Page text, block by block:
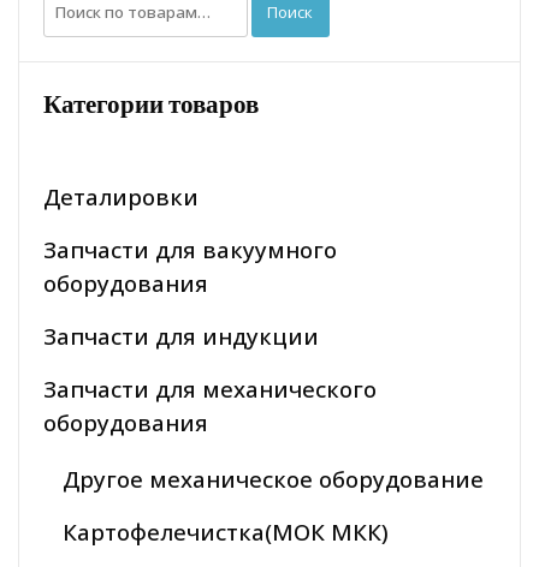
Поиск
Категории товаров
Деталировки
Запчасти для вакуумного
оборудования
Запчасти для индукции
Запчасти для механического
оборудования
Другое механическое оборудование
Картофелечистка(МОК МКК)